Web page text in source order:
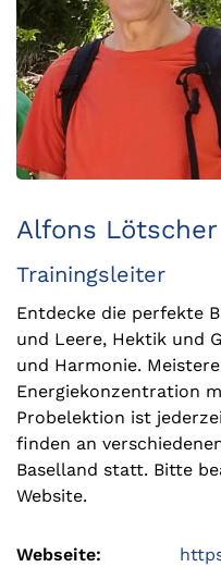
Alfons Lötscher
Trainingsleiter
Entdecke die perfekte
und Leere, Hektik und
und Harmonie.
Energiekonzentration
Probelektion ist
finden an
Baselland statt. Bitte
Website.
Webseite: